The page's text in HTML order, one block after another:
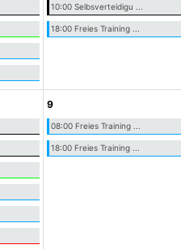
10:00 Selbsverteidigu ...
18:00 Freies Training ...
9
08:00 Freies Training ...
18:00 Freies Training ...